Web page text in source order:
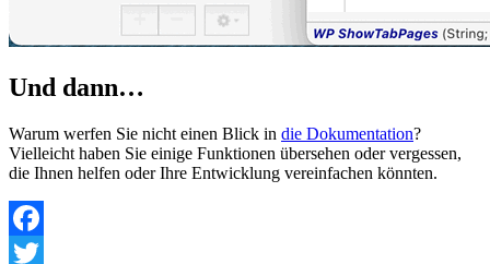
Und dann…
Warum werfen Sie nicht einen Blick in die Dokumentation?
Vielleicht haben Sie einige Funktionen übersehen oder vergessen,
die Ihnen helfen oder Ihre Entwicklung vereinfachen könnten.
Facebook